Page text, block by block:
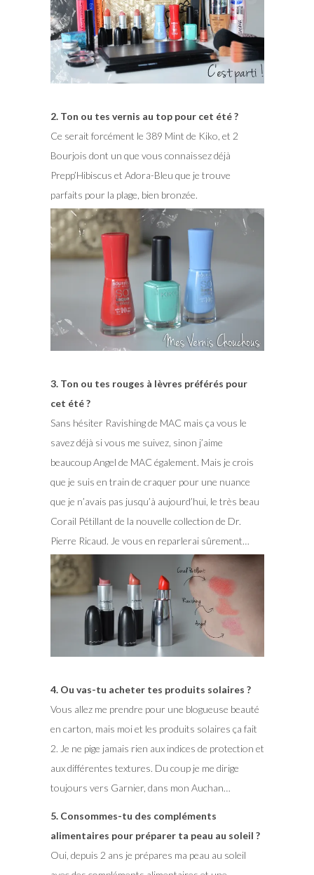
2. Ton ou tes vernis au top pour cet été ?
Ce serait forcément le 389 Mint de Kiko, et 2
Bourjois dont un que vous connaissez déjà
Prepp’Hibiscus et Adora-Bleu que je trouve
parfaits pour la plage, bien bronzée.
3. Ton ou tes rouges à lèvres préférés pour
cet été ?
Sans hésiter Ravishing de MAC mais ça vous le
savez déjà si vous me suivez, sinon j’aime
beaucoup Angel de MAC également. Mais je crois
que je suis en train de craquer pour une nuance
que je n’avais pas jusqu’à aujourd’hui, le très beau
Corail Pétillant de la nouvelle collection de Dr.
Pierre Ricaud. Je vous en reparlerai sûrement…
4. Ou vas-tu acheter tes produits solaires ?
Vous allez me prendre pour une blogueuse beauté
en carton, mais moi et les produits solaires ça fait
2. Je ne pige jamais rien aux indices de protection et
aux différentes textures. Du coup je me dirige
toujours vers Garnier, dans mon Auchan…
5. Consommes-tu des compléments
alimentaires pour préparer ta peau au soleil ?
Oui, depuis 2 ans je prépares ma peau au soleil